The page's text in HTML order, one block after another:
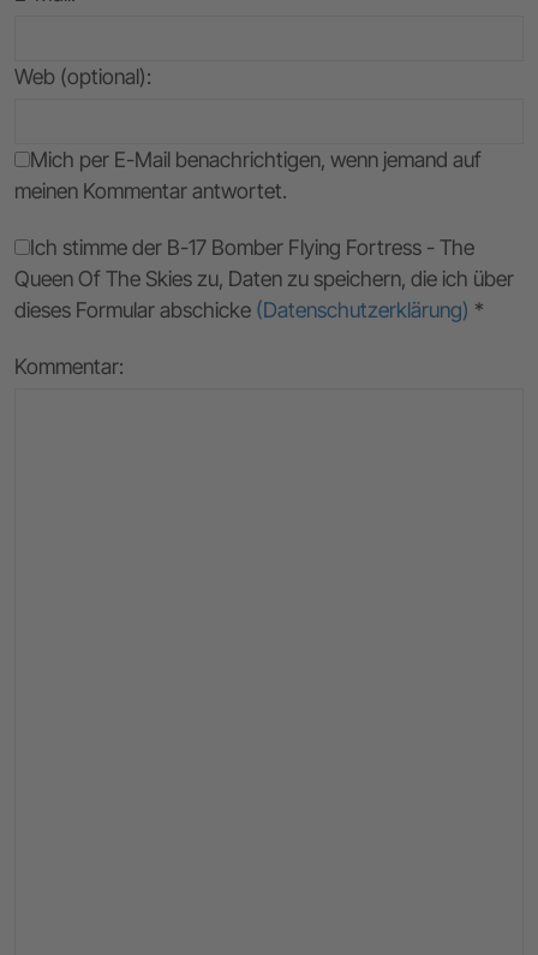
Web (optional):
Mich per E-Mail benachrichtigen, wenn jemand auf
meinen Kommentar antwortet.
Ich stimme der B-17 Bomber Flying Fortress - The
Queen Of The Skies zu, Daten zu speichern, die ich über
dieses Formular abschicke (Datenschutzerklärung) *
Kommentar: